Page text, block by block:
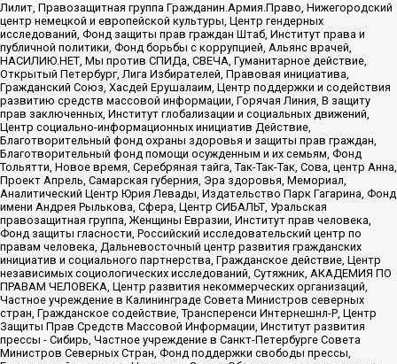
Лилит, Правозащитная группа Гражданин.Армия.Право, Нижегородский
центр немецкой и европейской культуры, Центр гендерных
исследований, Фонд защиты прав граждан Штаб, Институт права и
публичной политики, Фонд борьбы с коррупцией, Альянс врачей,
НАСИЛИЮ.НЕТ, Мы против СПИДа, СВЕЧА, Гуманитарное действие,
Открытый Петербург, Лига Избирателей, Правовая инициатива,
Гражданский Союз, Хасдей Ерушалаим, Центр поддержки и содействия
развитию средств массовой информации, Горячая Линия, В защиту
прав заключенных, Институт глобализации и социальных движений,
Центр социально-информационных инициатив Действие,
Благотворительный фонд охраны здоровья и защиты прав граждан,
Благотворительный фонд помощи осужденным и их семьям, Фонд
Тольятти, Новое время, Серебряная тайга, Так-Так-Так, Сова, центр Анна,
Проект Апрель, Самарская губерния, Эра здоровья, Мемориал,
Аналитический Центр Юрия Левады, Издательство Парк Гагарина, Фонд
имени Андрея Рылькова, Сфера, Центр СИБАЛЬТ, Уральская
правозащитная группа, Женщины Евразии, Институт прав человека,
Фонд защиты гласности, Российский исследовательский центр по
правам человека, Дальневосточный центр развития гражданских
инициатив и социального партнерства, Гражданское действие, Центр
независимых социологических исследований, Сутяжник, АКАДЕМИЯ ПО
ПРАВАМ ЧЕЛОВЕКА, Центр развития некоммерческих организаций,
Частное учреждение в Калининграде Совета Министров северных
стран, Гражданское содействие, Трансперенси Интернешнл-Р, Центр
Защиты Прав Средств Массовой Информации, Институт развития
прессы - Сибирь, Частное учреждение в Санкт-Петербурге Совета
Министров Северных Стран, Фонд поддержки свободы прессы,